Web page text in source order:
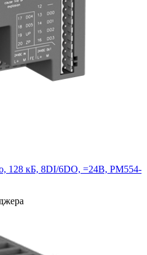
128 кБ, 8DI/6DO, =24В, PM554-